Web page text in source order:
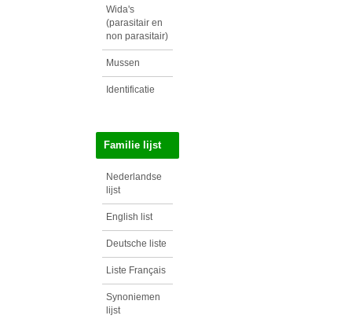
Wida's
(parasitair en
non parasitair)
Mussen
Identificatie
Familie lijst
Nederlandse
lijst
English list
Deutsche liste
Liste Français
Synoniemen
lijst